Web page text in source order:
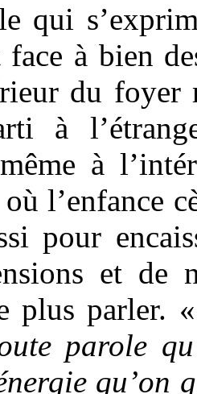
qui
à bien
du foyer
à
à
l’enfance
pour
et de
plus parler.
parole
qu’on